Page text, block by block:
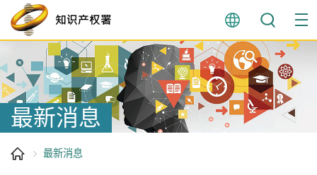
至
内
开
始
最新消息
最新消息